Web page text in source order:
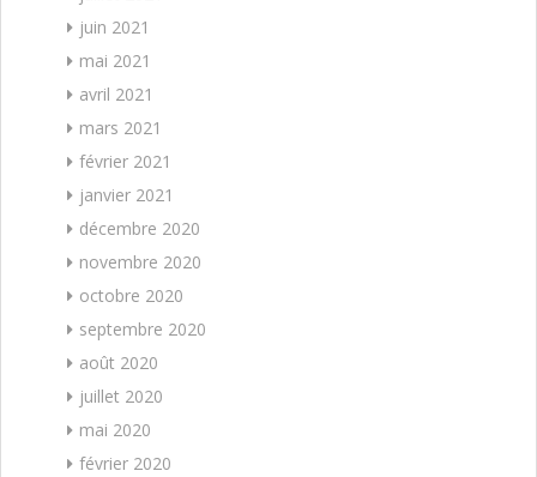
juin 2021
mai 2021
avril 2021
mars 2021
février 2021
janvier 2021
décembre 2020
novembre 2020
octobre 2020
septembre 2020
août 2020
juillet 2020
mai 2020
février 2020